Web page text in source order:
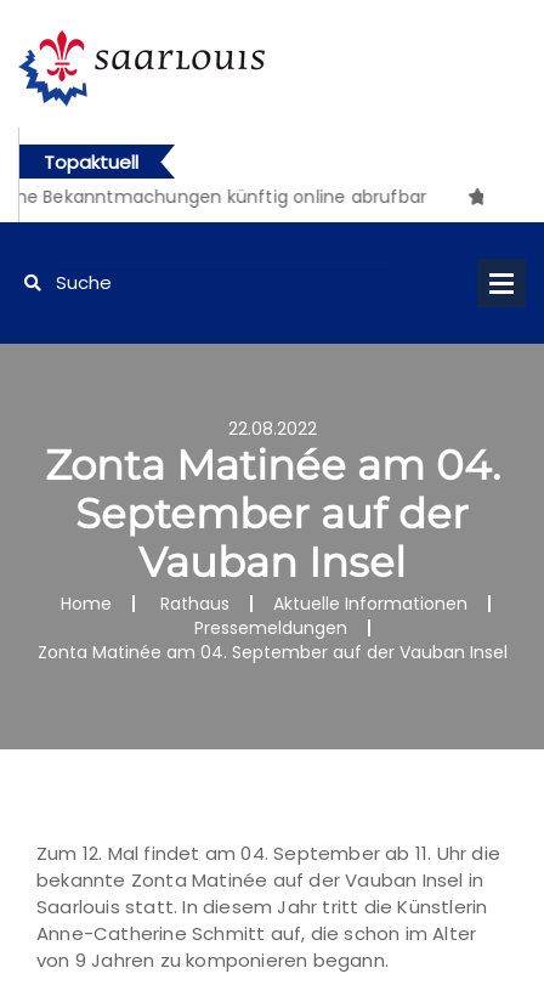
Topaktuell
Bekanntmachungen künftig online abrufbar
22.08.2022
Zonta Matinée am 04.
September auf der
Vauban Insel
Home Rathaus
Aktuelle Informationen
Pressemeldungen
Zonta Matinée am 04. September auf der Vauban Insel
Zum 12. Mal findet am 04. September ab 11. Uhr die
bekannte Zonta Matinée auf der Vauban Insel in
Saarlouis statt. In diesem Jahr tritt die Künstlerin
Anne-Catherine Schmitt auf, die schon im Alter
von 9 Jahren zu komponieren begann.